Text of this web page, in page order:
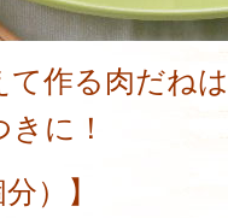
て作る肉だね
に！
）】